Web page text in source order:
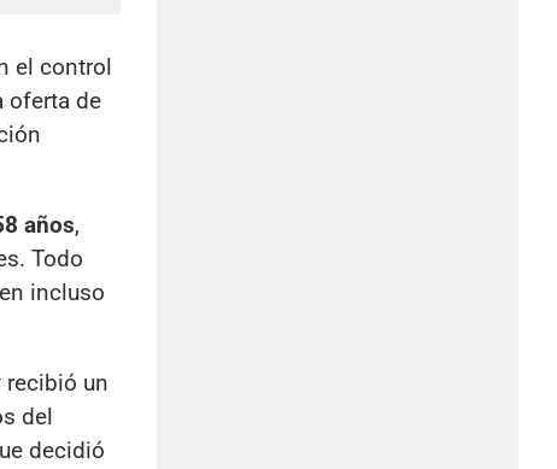
el control
oferta de
años,
Todo
incluso
recibió un
del
decidió